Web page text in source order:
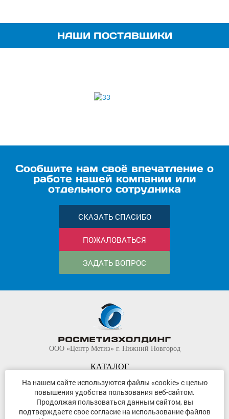
НАШИ ПОСТАВЩИКИ
Сообщите нам своё впечатление о
работе нашей компании или
отдельного сотрудника
СКАЗАТЬ СПАСИБО
ПОЖАЛОВАТЬСЯ
ЗАДАТЬ ВОПРОС
КОМПАНИЯ
ООО «Центр Метиз» г. Нижний Новгород
КАТАЛОГ
КОНТАКТЫ
© ООО «Центр Метиз» 2000-2026
На нашем сайте используются файлы «cookie» с целью
повышения удобства пользования веб-сайтом.
Продолжая пользоваться данным сайтом, вы
подтверждаете свое согласие на использование файлов